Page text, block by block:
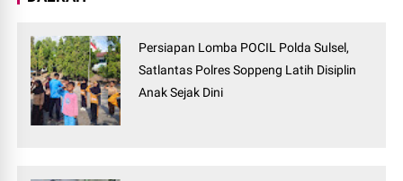
Persiapan Lomba POCIL Polda Sulsel,
Satlantas Polres Soppeng Latih Disiplin
Anak Sejak Dini